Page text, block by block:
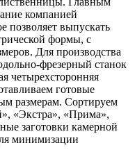
компанией
позволяет выпускать
формы, с
Для производства
фрезерный станок
четырехсторонняя
готовые
размерам. Сортируем
«Экстра», «Прима»,
заготовки камерной
минимизации